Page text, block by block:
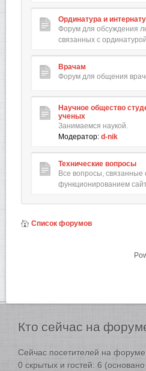
Ординатура и
Форум для обсуждения
связанных с
Врачам
Форум для общения
Научное общество
ученых
Занимаемся наукой.
Модератор: d-nik
Технические вопросы
Все вопросы, связанные
функционированием
Список форумов
Кто сейчас на
Сейчас посетителей на
0 скрытых и гостей: 6